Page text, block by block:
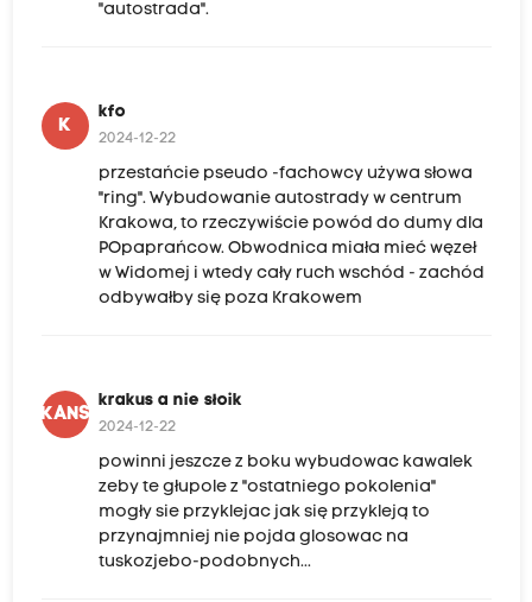
"autostrada".
K
kfo
2024-12-22
przestańcie pseudo -fachowcy używa słowa
"ring". Wybudowanie autostrady w centrum
Krakowa, to rzeczywiście powód do dumy dla
POpaprańcow. Obwodnica miała mieć węzeł
w Widomej i wtedy cały ruch wschód - zachód
odbywałby się poza Krakowem
KANS
krakus a nie słoik
2024-12-22
powinni jeszcze z boku wybudowac kawalek
zeby te głupole z "ostatniego pokolenia"
mogły sie przyklejac jak się przykleją to
przynajmniej nie pojda glosowac na
tuskozjebo-podobnych...